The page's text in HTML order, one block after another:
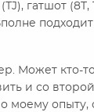
гатшот (8T,
Может кто-то
и со
моему опыту,